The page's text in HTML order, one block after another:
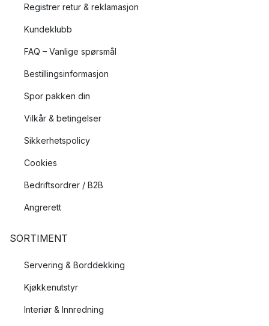
Registrer retur & reklamasjon
Kundeklubb
FAQ – Vanlige spørsmål
Bestillingsinformasjon
Spor pakken din
Vilkår & betingelser
Sikkerhetspolicy
Cookies
Bedriftsordrer / B2B
Angrerett
SORTIMENT
Servering & Borddekking
Kjøkkenutstyr
Interiør & Innredning